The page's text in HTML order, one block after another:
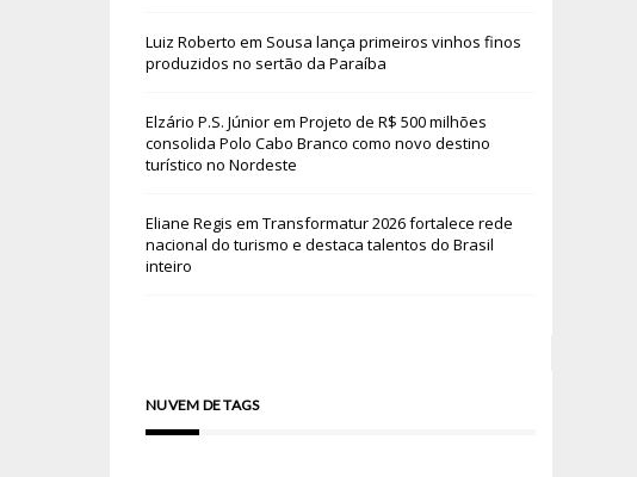
Luiz Roberto em Sousa lança primeiros vinhos finos
produzidos no sertão da Paraíba
Elzário P.S. Júniorem Projeto de R$ 500 milhões
consolida Polo Cabo Branco como novo destino
turístico no Nordeste
Eliane Regis em Transformatur 2026 fortalece rede
nacional do turismo e destaca talentos do Brasil
inteiro
NUVEM DE TAGS